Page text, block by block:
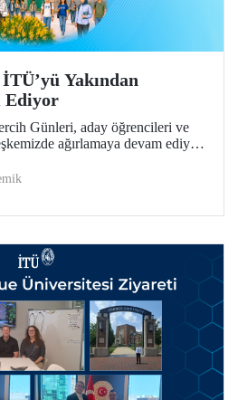
Yakından
Ediyor
Günleri, aday öğrencileri ve
ağırlamaya devam ediyor.
bilgi vermeye devam